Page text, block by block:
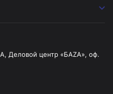
Деловой центр «БАZА», оф.